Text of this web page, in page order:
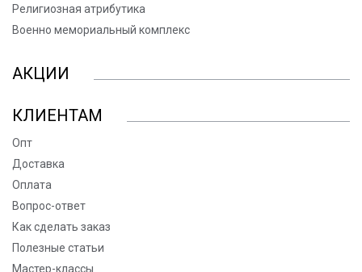
Религиозная атрибутика
Военно мемориальный комплекс
АКЦИИ
КЛИЕНТАМ
Опт
Доставка
Оплата
Вопрос-ответ
Как сделать заказ
Полезные статьи
Мастер-классы